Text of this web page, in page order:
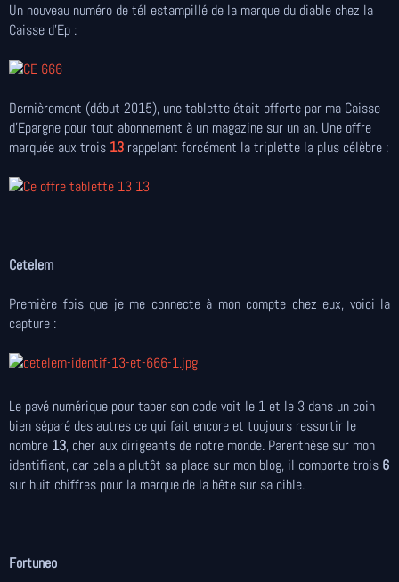
Un nouveau numéro de tél estampillé de la marque du diable chez la
Caisse d'Ep :
Dernièrement (début 2015), une tablette était offerte par ma Caisse
d'Epargne pour tout abonnement à un magazine sur un an. Une offre
marquée aux trois 13 rappelant forcément la triplette la plus célèbre :
Cetelem
Première fois que je me connecte à mon compte chez eux, voici la
capture :
Le pavé numérique pour taper son code voit le 1 et le 3 dans un coin
bien séparé des autres ce qui fait encore et toujours ressortir le
nombre 13, cher aux dirigeants de notre monde. Parenthèse sur mon
identifiant, car cela a plutôt sa place sur mon blog, il comporte trois 6
sur huit chiffres pour la marque de la bête sur sa cible.
Fortuneo